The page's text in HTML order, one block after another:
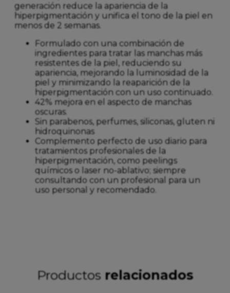
generación reduce la apariencia de la
hiperpigmentación y unifica el tono de la piel en
menos de 2 semanas.
Formulado con una combinación de
ingredientes para tratar las manchas más
resistentes de la piel, reduciendo su
apariencia, mejorando la luminosidad de la
piel y minimizando la reaparición de la
hiperpigmentación con un uso continuado.
42% mejora en el aspecto de manchas
oscuras.
Sin parabenos, perfumes, siliconas, gluten ni
hidroquinonas
Complemento perfecto de uso diario para
tratamientos profesionales de la
hiperpigmentación, como peelings
químicos o laser no-ablativo; siempre
consultando con un profesional para un
uso personal y recomendado.
Productos relacionados